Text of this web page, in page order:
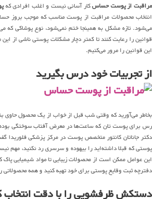
مراقبت از پوست حساسکار آسانی نیست و اغلب افرادی که
انتخاب محصولات مراقبت از پوست مناسب که موجب بروز
می‌شود. تازه مشکل به همینجا ختم نمی‌شود، نوع پوشاکی که
این قوانین را مرور می‌کنیم.
از تجربیات خود درس بگیرید
بخاطر می‌آورید که وقتی شب قبل از خواب از یک محصول حاوی
رس برای پوست تان که ساعت‌ها در معرض آفتاب سوختگی بوده
دکتر جاناتان کانتور متخصص پوست در مرکز پزشکی
پوستی که قبلا داشته‌اید را بیهوده و سرسری رد نکنید، مهم
این عوامل ممکن است از محصولات زیبایی تا مواد شیمیایی پاک
دفترچه ثبت وقایع پوستی برای خود تهیه کنید و همه محصولاتی
دستکش ظرفشویی را با دقت انتخاب